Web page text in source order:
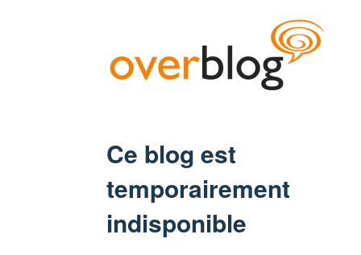
Ce blog est
temporairement
indisponible